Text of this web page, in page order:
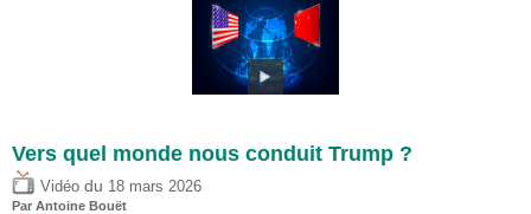
Vers quel monde nous conduit Trump ?
Vidéo du 18 mars 2026
Par Antoine Bouët